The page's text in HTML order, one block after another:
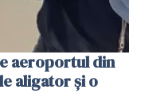
aeroportul din
aligator și o